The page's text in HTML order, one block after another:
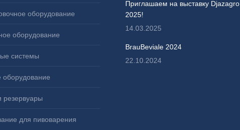
оборудование
оборудование
системы
резервуары
для пивоварения
Приглашаем на выставку Djazagro
2025!
14.03.2025
BrauBeviale 2024
22.10.2024